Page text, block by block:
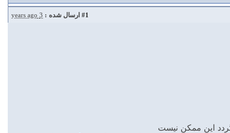
#1 ارسال شده : 3 years ago
اين ممكن نيست